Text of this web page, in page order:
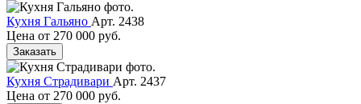
Кухня Гальяно Арт. 2438
Цена от 270 000 руб.
Заказать
Кухня Страдивари Арт. 2437
Цена от 270 000 руб.